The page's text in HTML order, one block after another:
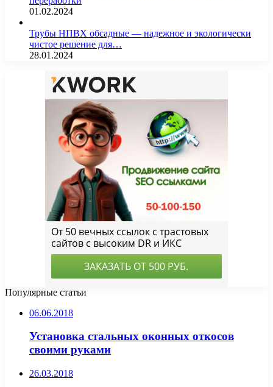
01.02.2024
Трубы НПВХ обсадные — надежное и экологически
чистое решение для…
28.01.2024
Популярные статьи
06.06.2018
Установка стальных оконных откосов
своими руками
26.03.2018